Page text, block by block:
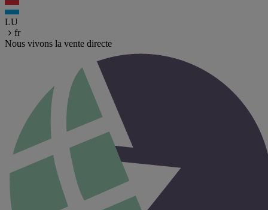
LU
fr
Nous vivons la vente directe